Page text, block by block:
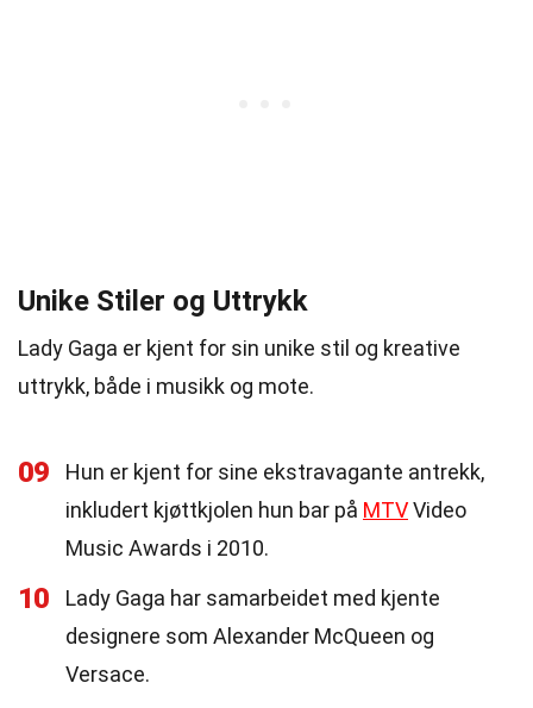
Unike Stiler og Uttrykk
Lady Gaga er kjent for sin unike stil og kreative
uttrykk, både i musikk og mote.
09
Hun er kjent for sine ekstravagante antrekk,
inkludert kjøttkjolen hun bar på MTVVideo
Music Awards i 2010.
10
Lady Gaga har samarbeidet med kjente
designere som Alexander McQueen og
Versace.